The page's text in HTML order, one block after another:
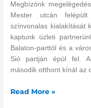
Megbízónk
Mester utcán felépült
színvonalas kialakítását
kaptunk üzleti
Balaton-parttól és a
Sió partján épül fel. A
második otthont kínál az
Sió
Residence
kivitelezése
Read More »